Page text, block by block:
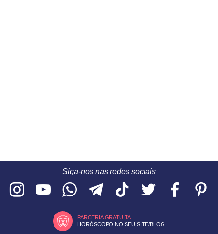
Siga-nos nas redes sociais
PARCERIA GRATUITA
HORÓSCOPO NO SEU SITE/BLOG